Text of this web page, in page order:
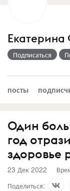
Подписаться
посты
Один
год
здоровье
23 Дек 2022
Поделиться: